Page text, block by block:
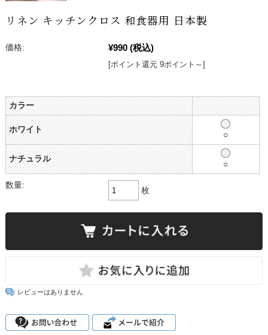
リネン キッチンクロス 和食器用 日本製
価格: ¥990 (税込)
[ポイント還元 9ポイント～]
カラー
ホワイト
○
ナチュラル
○
数量:
枚
レビューはありません